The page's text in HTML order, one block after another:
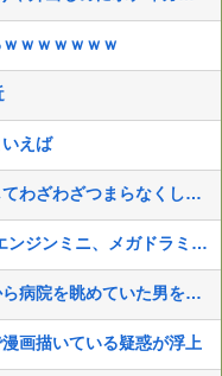
ｗｗｗｗｗｗ
えば
古参ゲーマー「攻略サイト見てプレイしてわざわざつまらなくしてどうするの？」←これ
ファミコンミニ、スーファミミニ、PCエンジンミニ、メガドラミニ、ネオジオミニ
死神のコスプレをして隣のビルの屋上から病院を眺めていた男を逮捕ｗｗｗ
画描いている疑惑が浮上